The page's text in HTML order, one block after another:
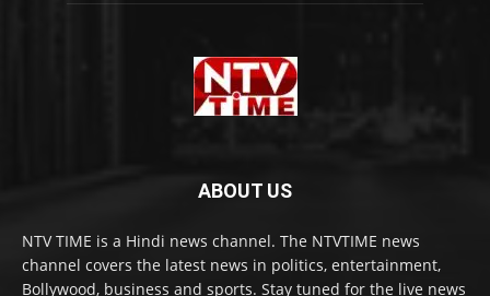
ABOUT US
NTV TIME is a Hindi news channel. The NTVTIME news
channel covers the latest news in politics, entertainment,
Bollywood, business and sports. Stay tuned for the live news